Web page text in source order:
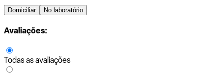
Domiciliar No laboratório
Avaliações:
Todas as avaliações